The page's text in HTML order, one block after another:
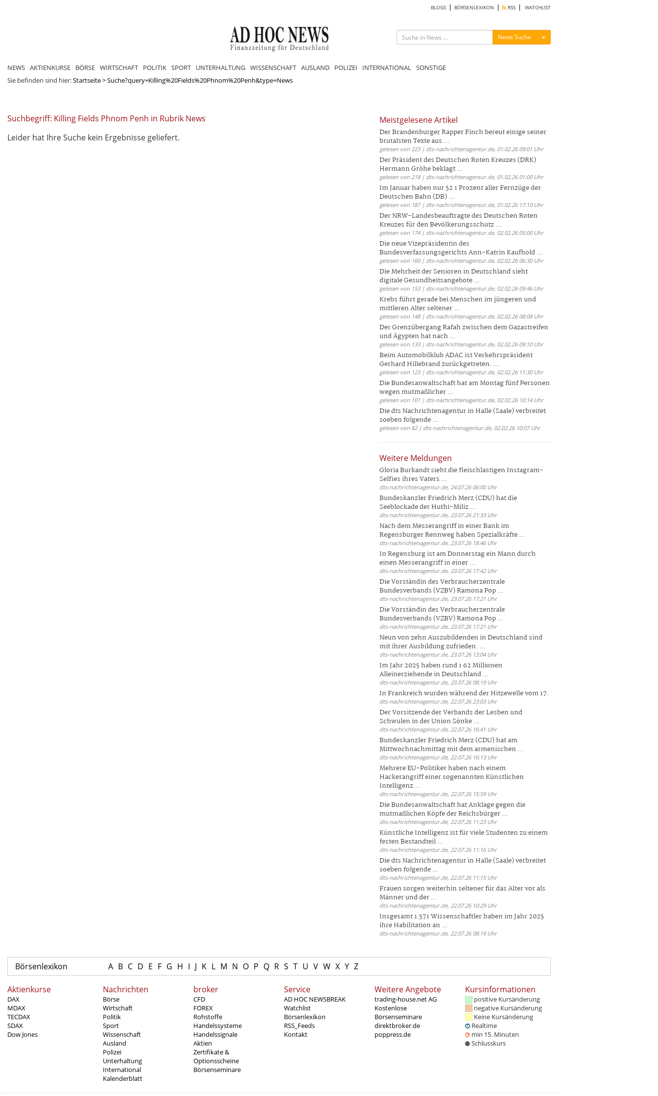
BLOGS BÖRSENLEXIKON RSS WATCHLIST
News Suche Menü ein-/ausblenden
NEWS AKTIENKURSE BÖRSE WIRTSCHAFT POLITIK SPORT UNTERHALTUNG WISSENSCHAFT AUSLAND POLIZEI INTERNATIONAL SONSTIGE
Sie befinden sind hier:Startseite>Suche?query=Killing%20Fields%20Phnom%20Penh&type=News
Suchbegriff: Killing Fields Phnom Penh in Rubrik News
Leider hat Ihre Suche kein Ergebnisse geliefert.
Meistgelesene Artikel
Der Brandenburger Rapper Finch bereut einige seiner
brutalsten Texte aus ...
gelesen von 223 | dts-nachrichtenagentur.de, 01.02.26 09:01 Uhr
Der Präsident des Deutschen Roten Kreuzes (DRK)
Hermann Gröhe beklagt ...
gelesen von 218 | dts-nachrichtenagentur.de, 01.02.26 01:00 Uhr
Im Januar haben nur 52 1 Prozent aller Fernzüge der
Deutschen Bahn (DB) ...
gelesen von 187 | dts-nachrichtenagentur.de, 01.02.26 17:10 Uhr
Der NRW-Landesbeauftragte des Deutschen Roten
Kreuzes für den Bevölkerungsschutz ...
gelesen von 174 | dts-nachrichtenagentur.de, 02.02.26 05:00 Uhr
Die neue Vizepräsidentin des
Bundesverfassungsgerichts Ann-Katrin Kaufhold ...
gelesen von 160 | dts-nachrichtenagentur.de, 02.02.26 06:30 Uhr
Die Mehrheit der Senioren in Deutschland sieht
digitale Gesundheitsangebote ...
gelesen von 153 | dts-nachrichtenagentur.de, 02.02.26 09:46 Uhr
Krebs führt gerade bei Menschen im jüngeren und
mittleren Alter seltener ...
gelesen von 148 | dts-nachrichtenagentur.de, 02.02.26 08:08 Uhr
Der Grenzübergang Rafah zwischen dem Gazastreifen
und Ägypten hat nach ...
gelesen von 133 | dts-nachrichtenagentur.de, 02.02.26 09:10 Uhr
Beim Automobilklub ADAC ist Verkehrspräsident
Gerhard Hillebrand zurückgetreten. ...
gelesen von 123 | dts-nachrichtenagentur.de, 02.02.26 11:30 Uhr
Die Bundesanwaltschaft hat am Montag fünf Personen
wegen mutmaßlicher ...
gelesen von 101 | dts-nachrichtenagentur.de, 02.02.26 10:14 Uhr
Die dts Nachrichtenagentur in Halle (Saale) verbreitet
soeben folgende ...
gelesen von 82 | dts-nachrichtenagentur.de, 02.02.26 10:07 Uhr
Weitere Meldungen
Gloria Burkandt sieht die fleischlastigen Instagram-
Selfies ihres Vaters ...
dts-nachrichtenagentur.de, 24.07.26 06:00 Uhr
Bundeskanzler Friedrich Merz (CDU) hat die
Seeblockade der Huthi-Miliz ...
dts-nachrichtenagentur.de, 23.07.26 21:33 Uhr
Nach dem Messerangriff in einer Bank im
Regensburger Rennweg haben Spezialkräfte ...
dts-nachrichtenagentur.de, 23.07.26 18:46 Uhr
In Regensburg ist am Donnerstag ein Mann durch
einen Messerangriff in einer ...
dts-nachrichtenagentur.de, 23.07.26 17:42 Uhr
Die Vorständin des Verbraucherzentrale
Bundesverbands (VZBV) Ramona Pop ...
dts-nachrichtenagentur.de, 23.07.26 17:21 Uhr
Die Vorständin des Verbraucherzentrale
Bundesverbands (VZBV) Ramona Pop ...
dts-nachrichtenagentur.de, 23.07.26 17:21 Uhr
Neun von zehn Auszubildenden in Deutschland sind
mit ihrer Ausbildung zufrieden. ...
dts-nachrichtenagentur.de, 23.07.26 13:04 Uhr
Im Jahr 2025 haben rund 1 62 Millionen
Alleinerziehende in Deutschland ...
dts-nachrichtenagentur.de, 23.07.26 08:19 Uhr
In Frankreich wurden während der Hitzewelle vom 17.
dts-nachrichtenagentur.de, 22.07.26 23:03 Uhr
Der Vorsitzende der Verbands der Lesben und
Schwulen in der Union Sönke ...
dts-nachrichtenagentur.de, 22.07.26 16:41 Uhr
Bundeskanzler Friedrich Merz (CDU) hat am
Mittwochnachmittag mit dem armenischen ...
dts-nachrichtenagentur.de, 22.07.26 16:13 Uhr
Mehrere EU-Politiker haben nach einem
Hackerangriff einer sogenannten Künstlichen
Intelligenz ...
dts-nachrichtenagentur.de, 22.07.26 15:59 Uhr
Die Bundesanwaltschaft hat Anklage gegen die
mutmaßlichen Köpfe der Reichsbürger ...
dts-nachrichtenagentur.de, 22.07.26 11:23 Uhr
Künstliche Intelligenz ist für viele Studenten zu einem
festen Bestandteil ...
dts-nachrichtenagentur.de, 22.07.26 11:16 Uhr
Die dts Nachrichtenagentur in Halle (Saale) verbreitet
soeben folgende ...
dts-nachrichtenagentur.de, 22.07.26 11:15 Uhr
Frauen sorgen weiterhin seltener für das Alter vor als
Männer und der ...
dts-nachrichtenagentur.de, 22.07.26 10:29 Uhr
Insgesamt 1.571 Wissenschaftler haben im Jahr 2025
ihre Habilitation an ...
dts-nachrichtenagentur.de, 22.07.26 08:19 Uhr
Börsenlexikon A B C D E F G H I J K L M N O P Q R S T U V W X Y Z
Aktienkurse
DAX
MDAX
TECDAX
SDAX
Dow Jones
Nachrichten
Börse
Wirtschaft
Politik
Sport
Wissenschaft
Ausland
Polizei
Unterhaltung
International
Kalenderblatt
broker
CFD
FOREX
Rohstoffe
Handelssysteme
Handelssignale
Aktien
Zertifikate &
Optionsscheine
Börsenseminare
Service
AD HOC NEWSBREAK
Watchlist
Börsenlexikon
RSS_Feeds
Kontakt
Weitere Angebote
trading-house.net AG
Kostenlose
Börsenseminare
direktbroker.de
poppress.de
Kursinformationen
positive Kursänderung
negative Kursänderung
Keine Kursänderung
Realtime
min 15. Minuten
Schlusskurs